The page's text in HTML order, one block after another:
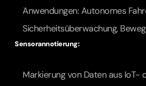
Anwendungen: Autonomes
Sicherheitsüberwachung,
Sensorannotierung:
Markierung von Daten aus IoT-